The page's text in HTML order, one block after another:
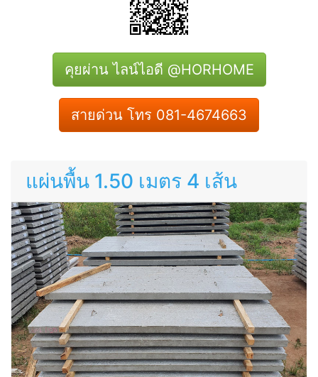
คุยผ่าน ไลน์ไอดี @HORHOME
สายด่วน โทร 081-4674663
แผ่นพื้น 1.50 เมตร 4 เส้น